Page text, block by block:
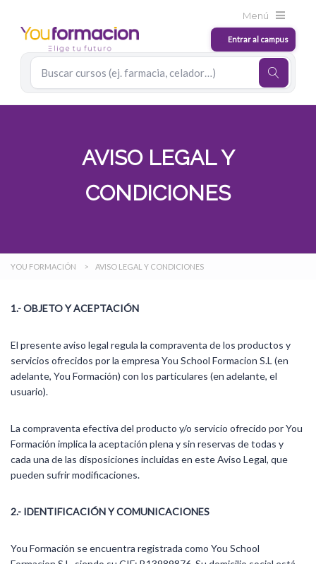
AVISO LEGAL Y
CONDICIONES
YOU FORMACIÓN > AVISO LEGAL Y CONDICIONES
1.- OBJETO Y ACEPTACIÓN
El presente aviso legal regula la compraventa de los productos y
servicios ofrecidos por la empresa You School Formacion S.L (en
adelante, You Formación) con los particulares (en adelante, el
usuario).
La compraventa efectiva del producto y/o servicio ofrecido por You
Formación implica la aceptación plena y sin reservas de todas y
cada una de las disposiciones incluidas en este Aviso Legal, que
pueden sufrir modificaciones.
2.- IDENTIFICACIÓN Y COMUNICACIONES
You Formación se encuentra registrada como You School